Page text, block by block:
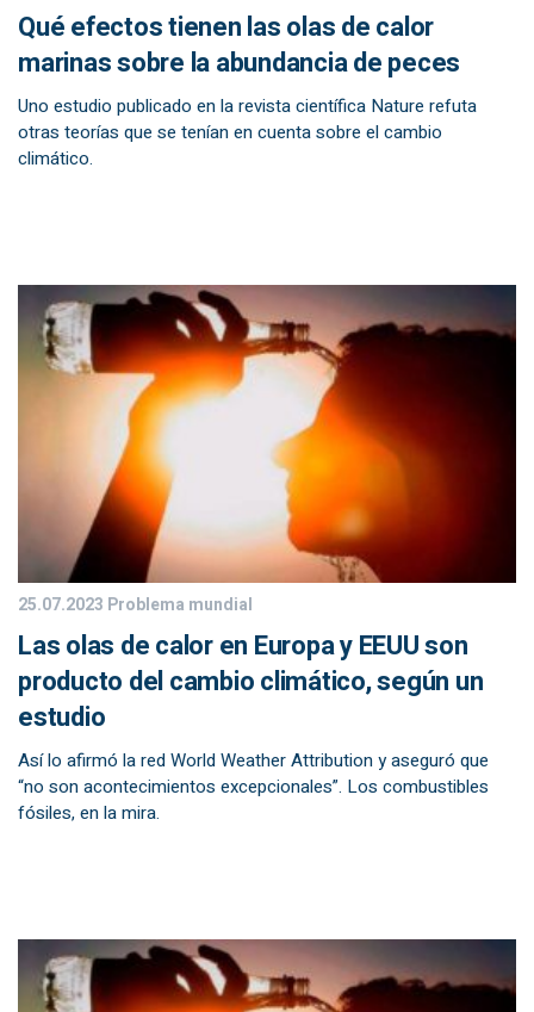
Qué efectos tienen las olas de calor
marinas sobre la abundancia de peces
Uno estudio publicado en la revista científica Nature refuta
otras teorías que se tenían en cuenta sobre el cambio
climático.
25.07.2023 Problema mundial
Las olas de calor en Europa y EEUU son
producto del cambio climático, según un
estudio
Así lo afirmó la red World Weather Attribution y aseguró que
“no son acontecimientos excepcionales”. Los combustibles
fósiles, en la mira.